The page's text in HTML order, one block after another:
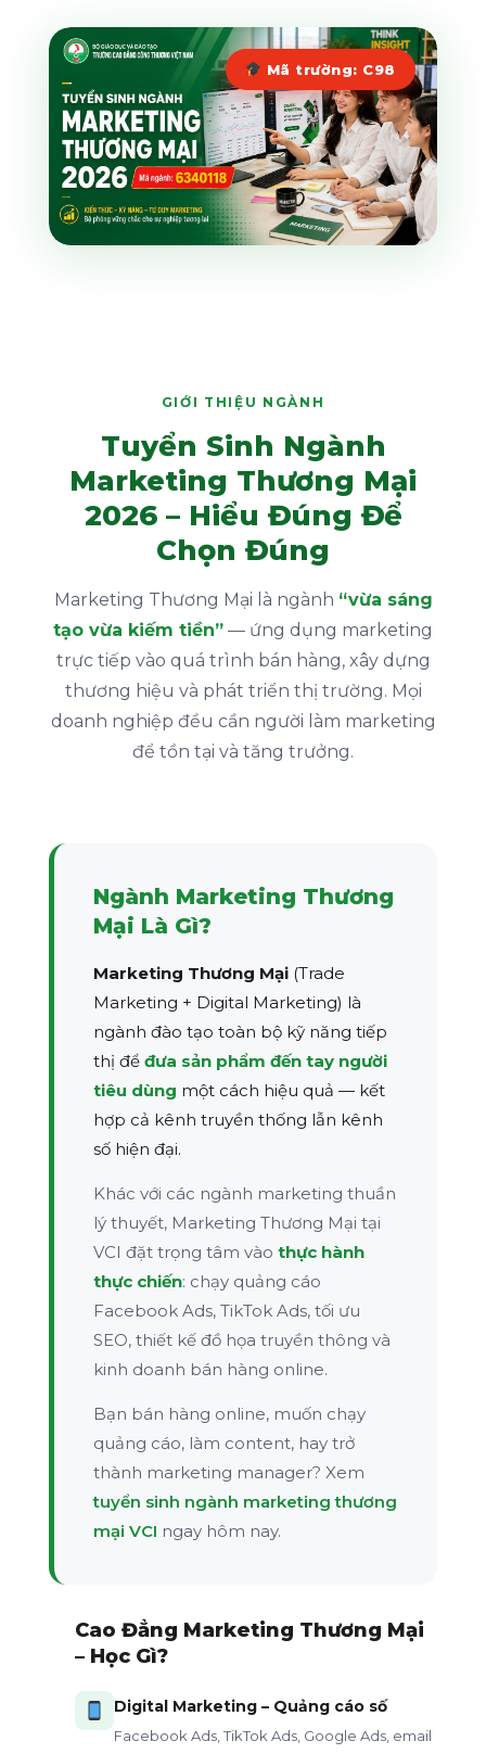
Mã trường: C98
GIỚI THIỆU NGÀNH
Tuyển Sinh Ngành
Marketing Thương Mại
2026 – Hiểu Đúng Để
Chọn Đúng
Marketing Thương Mại là ngành “vừa sáng
tạo vừa kiếm tiền” — ứng dụng marketing
trực tiếp vào quá trình bán hàng, xây dựng
thương hiệu và phát triển thị trường. Mọi
doanh nghiệp đều cần người làm marketing
để tồn tại và tăng trưởng.
Ngành Marketing Thương
Mại Là Gì?
Marketing Thương Mại (Trade
Marketing + Digital Marketing) là
ngành đào tạo toàn bộ kỹ năng tiếp
thị để đưa sản phẩm đến tay người
tiêu dùng một cách hiệu quả — kết
hợp cả kênh truyền thống lẫn kênh
số hiện đại.
Khác với các ngành marketing thuần
lý thuyết, Marketing Thương Mại tại
VCI đặt trọng tâm vào thực hành
thực chiến: chạy quảng cáo
Facebook Ads, TikTok Ads, tối ưu
SEO, thiết kế đồ họa truyền thông và
kinh doanh bán hàng online.
Bạn bán hàng online, muốn chạy
quảng cáo, làm content, hay trở
thành marketing manager? Xem
tuyển sinh ngành marketing thương
mại VCI ngay hôm nay.
Cao Đẳng Marketing Thương Mại
– Học Gì?
Digital Marketing – Quảng cáo số
Facebook Ads, TikTok Ads, Google Ads, email